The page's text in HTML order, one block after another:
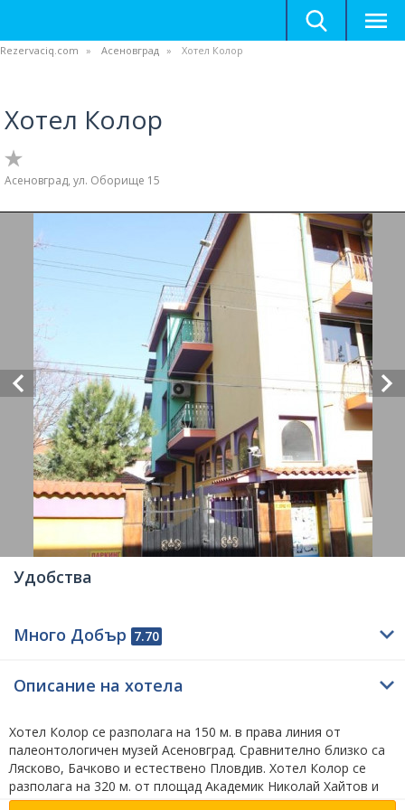
Rezervaciq.com Асеновград Хотел Колор
Хотел Колор
Асеновград, ул. Оборище 15
Удобства
Много Добър 7.70
Описание на хотела
Хотел Колор се разполага на 150 м. в права линия от
палеонтологичен музей Асеновград. Сравнително близко са
Лясково, Бачково и естествено Пловдив. Хотел Колор се
разполага на 320 м. от площад Академик Николай Хайтов и
на 510 м. по въздух от исторически музей Асеновград.